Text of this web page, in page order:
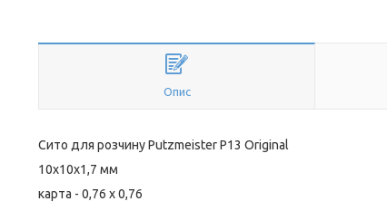
Опис
Сито для розчину Putzmeister P13 Original
10х10х1,7 мм
карта - 0,76 х 0,76